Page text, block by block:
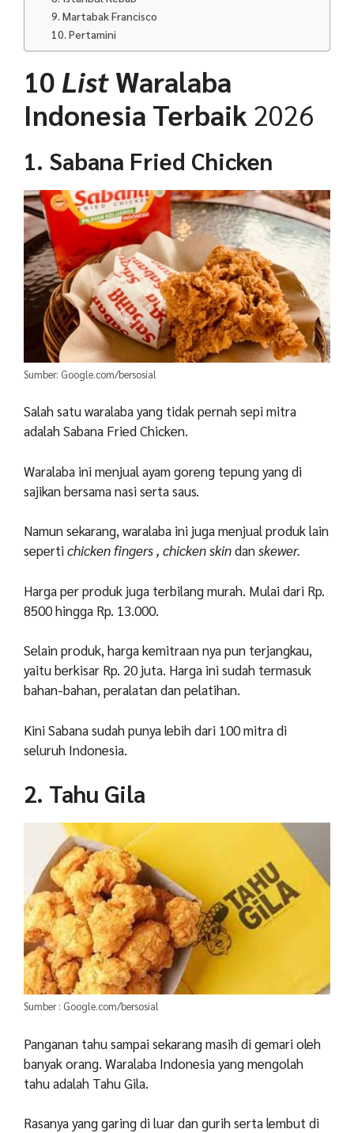
9. Martabak Francisco
10. Pertamini
10 List Waralaba
Indonesia Terbaik 2026
1. Sabana Fried Chicken
Sumber: Google.com/bersosial
Salah satu waralaba yang tidak pernah sepi mitra
adalah Sabana Fried Chicken.
Waralaba ini menjual ayam goreng tepung yang di
sajikan bersama nasi serta saus.
Namun sekarang, waralaba ini juga menjual produk lain
sepertichicken fingers , chicken skindanskewer.
Harga per produk juga terbilang murah. Mulai dari Rp.
8500 hingga Rp. 13.000.
Selain produk, harga kemitraan nya pun terjangkau,
yaitu berkisar Rp. 20 juta. Harga ini sudah termasuk
bahan-bahan, peralatan dan pelatihan.
Kini Sabana sudah punya lebih dari 100 mitra di
seluruh Indonesia.
2. Tahu Gila
Sumber : Google.com/bersosial
Panganan tahu sampai sekarang masih di gemari oleh
banyak orang. Waralaba Indonesia yang mengolah
tahu adalah Tahu Gila.
Rasanya yang garing di luar dan gurih serta lembut di